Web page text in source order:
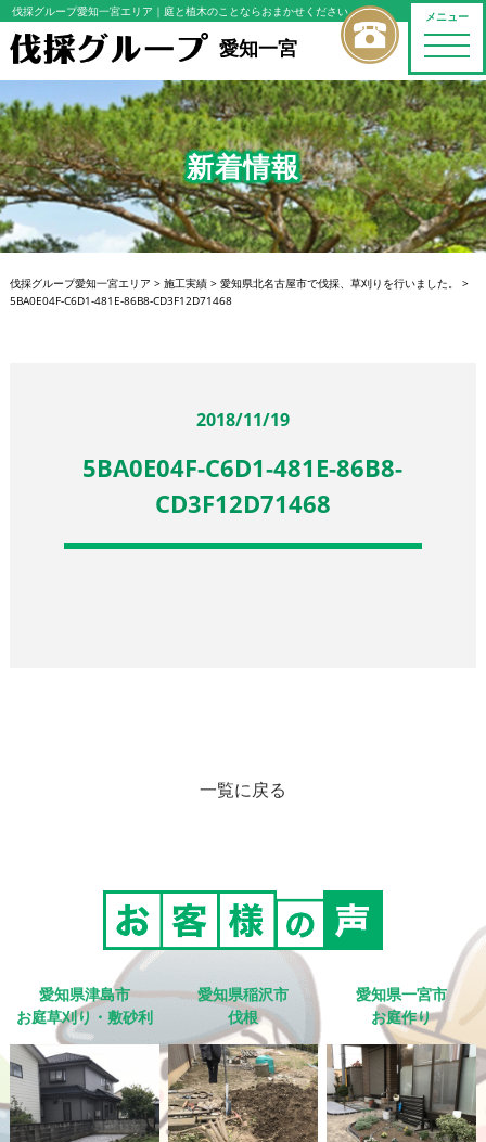
メニュー
toggle
伐採グループ愛知一宮エリア ｜庭と植木のことならおまかせください
愛知一宮
新着情報
伐採グループ愛知一宮エリア > 施工実績> 愛知県北名古屋市で伐採、草刈りを行いました。
>
5BA0E04F-C6D1-481E-86B8-CD3F12D71468
2018/11/19
5BA0E04F-C6D1-481E-86B8-
CD3F12D71468
一覧に戻る
愛知県津島市
お庭草刈り・敷砂利
愛知県稲沢市
伐根
愛知県一宮市
お庭作り